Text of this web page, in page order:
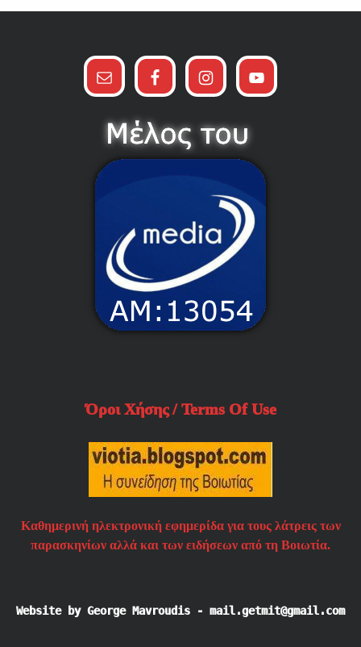
Όροι Χήσης / Terms Of Use
Καθημερινή ηλεκτρονική εφημερίδα για τους λάτρεις των
παρασκηνίων αλλά και των ειδήσεων από τη Βοιωτία.
Website by George Mavroudis - mail.getmit@gmail.com